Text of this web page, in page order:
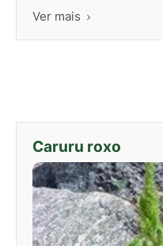
Ver mais
Caruru roxo